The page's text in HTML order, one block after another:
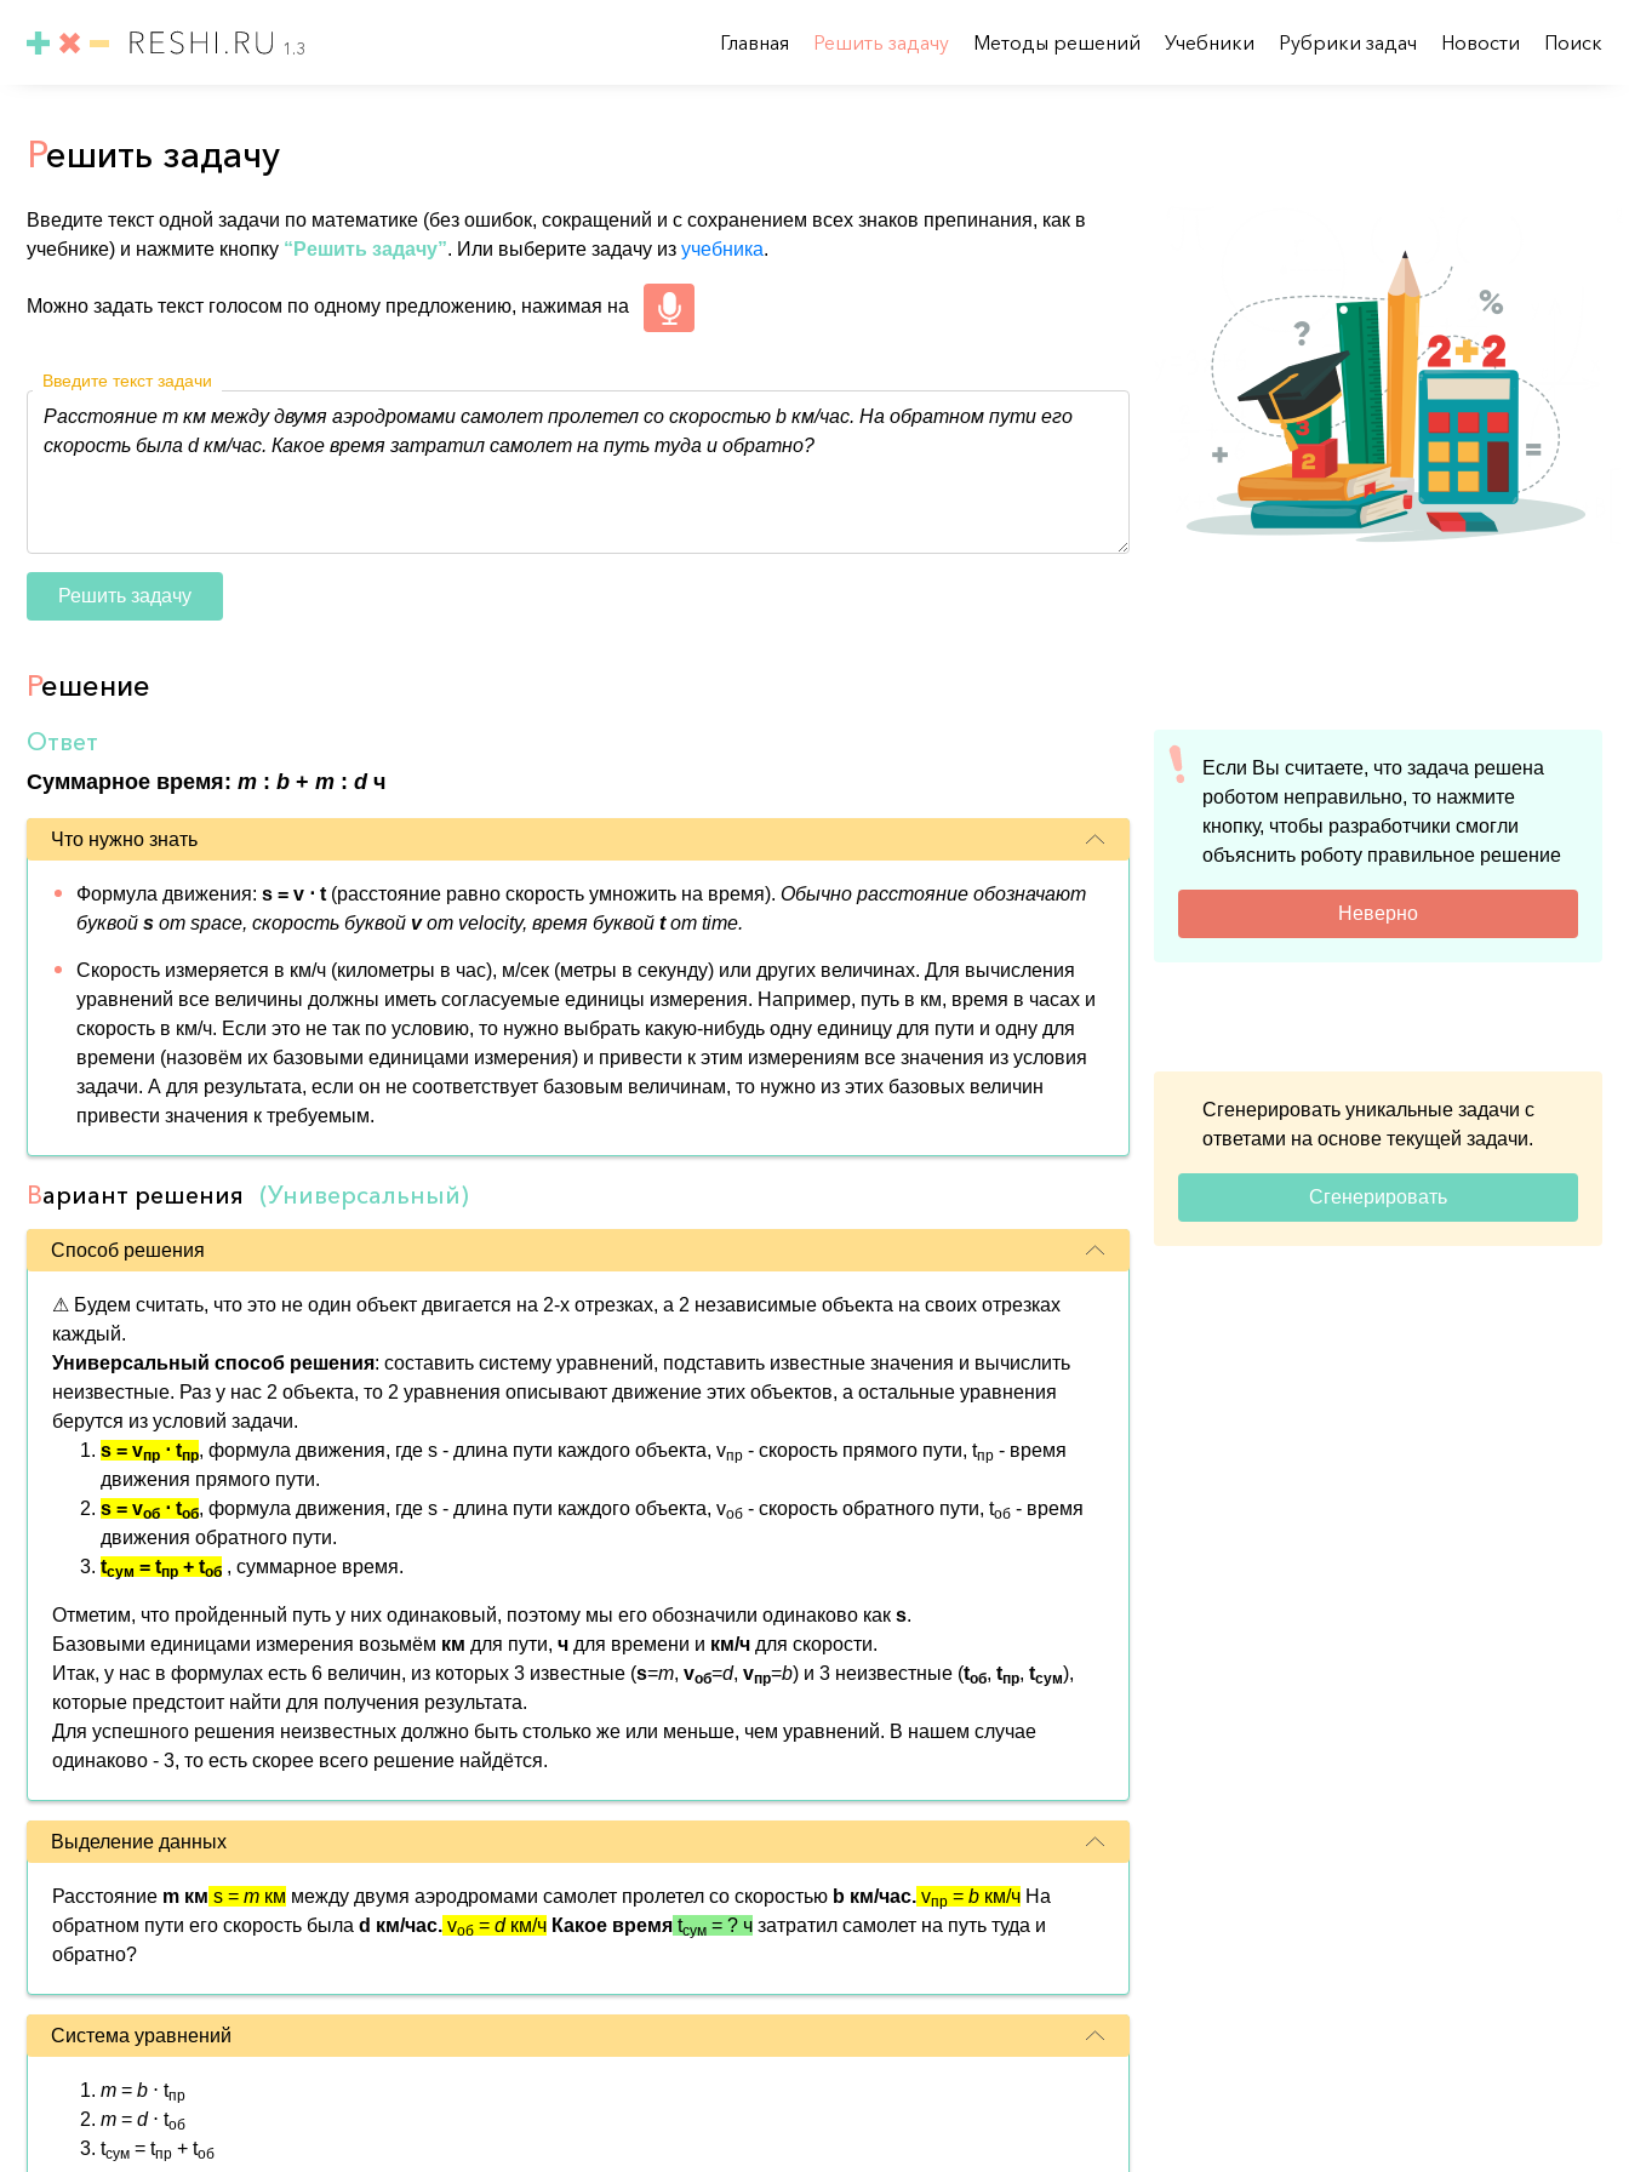
1.3 Главная Решить задачу Методы решений Учебники Рубрики задач Новости Поиск
Решить задачу
Введите текст одной задачи по математике (без ошибок, сокращений и с сохранением всех знаков препинания, как в
учебнике) и нажмите кнопку “Решить задачу”. Или выберите задачу из учебника.
Можно задать текст голосом по одному предложению, нажимая на
Введите текст задачи
Решить задачу
Решение
Ответ
Суммарное время: m : b + m : dч
Что нужно знать
Формула движения: s = v ⋅ t (расстояние равно скорость умножить на время). Обычно расстояние обозначают
буквой s от space, скорость буквой vот velocity, время буквой tот time.
Скорость измеряется в км/ч (километры в час), м/сек (метры в секунду) или других величинах. Для вычисления
уравнений все величины должны иметь согласуемые единицы измерения. Например, путь в км, время в часах и
скорость в км/ч. Если это не так по условию, то нужно выбрать какую-нибудь одну единицу для пути и одну для
времени (назовём их базовыми единицами измерения) и привести к этим измерениям все значения из условия
задачи. А для результата, если он не соответствует базовым величинам, то нужно из этих базовых величин
привести значения к требуемым.
Вариант решения (Универсальный)
Способ решения
⚠ Будем считать, что это не один объект двигается на 2-х отрезках, а 2 независимые объекта на своих отрезках
каждый.
Универсальный способ решения: составить систему уравнений, подставить известные значения и вычислить
неизвестные. Раз у нас 2 объекта, то 2 уравнения описывают движение этих объектов, а остальные уравнения
берутся из условий задачи.
s = vпр ⋅ tпр, формула движения, где s - длина пути каждого объекта, vпр - скорость прямого пути, tпр - время
движения прямого пути.
s = vоб ⋅ tоб, формула движения, где s - длина пути каждого объекта, vоб - скорость обратного пути, tоб - время
движения обратного пути.
tсум = tпр + tоб , суммарное время.
Отметим, что пройденный путь у них одинаковый, поэтому мы его обозначили одинаково как s.
Базовыми единицами измерения возьмём км для пути, ч для времени и км/ч для скорости.
Итак, у нас в формулах есть 6 величин, из которых 3 известные (s=m, vоб=d, vпр=b) и 3 неизвестные (tоб, tпр, tсум),
которые предстоит найти для получения результата.
Для успешного решения неизвестных должно быть столько же или меньше, чем уравнений. В нашем случае
одинаково - 3, то есть скорее всего решение найдётся.
Выделение данных
Расстояние m км s = m км между двумя аэродромами самолет пролетел со скоростью b км/час. vпр = b км/ч На
обратном пути его скорость была d км/час. vоб = dкм/ч Какое время tсум = ? ч затратил самолет на путь туда и
обратно?
Система уравнений
m = b ⋅ tпр
m = d⋅ tоб
tсум = tпр + tоб
Если Вы считаете, что задача решена
роботом неправильно, то нажмите
кнопку, чтобы разработчики смогли
объяснить роботу правильное решение
Неверно
Сгенерировать уникальные задачи с
ответами на основе текущей задачи.
Сгенерировать